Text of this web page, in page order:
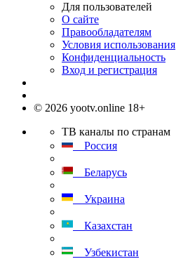
Для пользователей
О сайте
Правообладателям
Условия использования
Конфиденциальность
Вход и регистрация
© 2026 yootv.online 18+
ТВ каналы по странам
Россия
Беларусь
Украина
Казахстан
Узбекистан